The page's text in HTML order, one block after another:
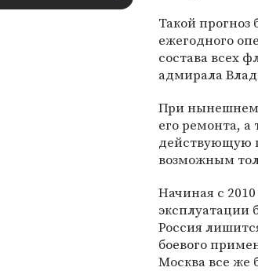
Такой прогноз
ежегодного
состава всех
адмирала
При нынешнем
его ремонта,
действующую
возможным
Начиная с
эксплуатации
Россия
боевого
Москва все